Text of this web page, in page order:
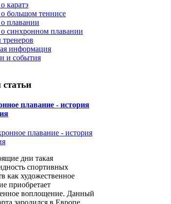
каратэ
большом теннисе
плавании
синхронном плавании
информация
и события
плавание - история
дни такая
спортивных
как художественное
приобретает
воплощение. Данный